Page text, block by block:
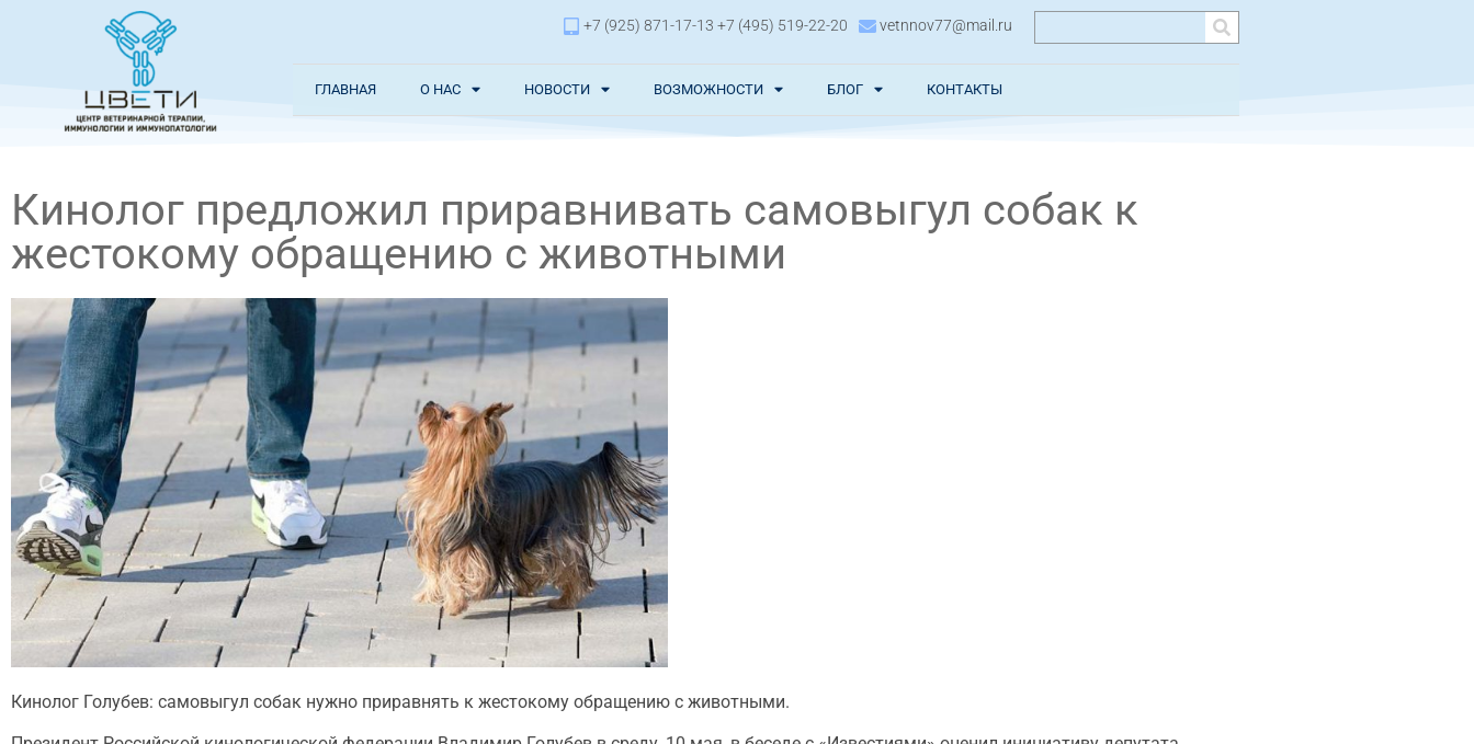
+7 (925) 871-17-13 +7 (495) 519-22-20 vetnnov77@mail.ru
ГЛАВНАЯ О НАС НОВОСТИ ВОЗМОЖНОСТИ БЛОГ КОНТАКТЫ
Кинолог предложил приравнивать самовыгул собак к
жестокому обращению с животными
Кинолог Голубев: самовыгул собак нужно приравнять к жестокому обращению с животными.